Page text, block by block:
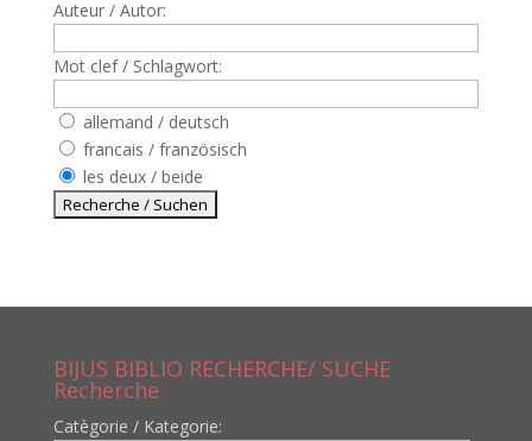
Auteur / Autor:
Mot clef / Schlagwort:
allemand / deutsch
francais / französisch
les deux / beide
BIJUS BIBLIO RECHERCHE/ SUCHE
Recherche
Catègorie / Kategorie: